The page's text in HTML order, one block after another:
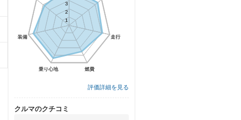
走行
燃費
乗り心地
装備
1
2
3
走行
燃費
乗り心地
装備
1
2
3
評価詳細を見る
クルマのクチコミ